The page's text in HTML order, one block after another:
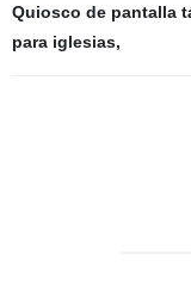
Quiosco de pantalla
para iglesias,